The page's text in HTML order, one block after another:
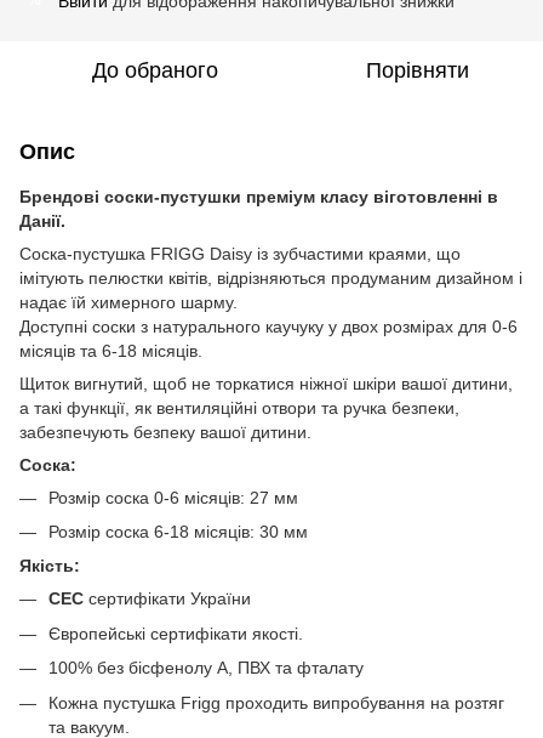
До обраного Порівняти
Опис
Брендові соски-пустушки преміум класу віготовленні в
Данії.
Соска-пустушка FRIGG Daisy із зубчастими краями, що
імітують пелюстки квітів, відрізняються продуманим дизайном і
надає їй химерного шарму.
Доступні соски з натурального каучуку у двох розмірах для 0-6
місяців та 6-18 місяців.
Щиток вигнутий, щоб не торкатися ніжної шкіри вашої дитини,
а такі функції, як вентиляційні отвори та ручка безпеки,
забезпечують безпеку вашої дитини.
Соска:
Розмір соска 0-6 місяців: 27 мм
Розмір соска 6-18 місяців: 30 мм
Якість:
СЕС сертифікати України
Європейські сертифікати якості.
100% без бісфенолу А, ПВХ та фталату
Кожна пустушка Frigg проходить випробування на розтяг
та вакуум.